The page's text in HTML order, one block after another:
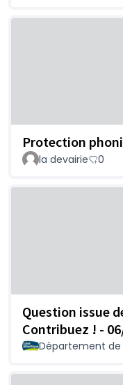
Protection
la devairie
0
Question issue
Contribuez ! -
Département